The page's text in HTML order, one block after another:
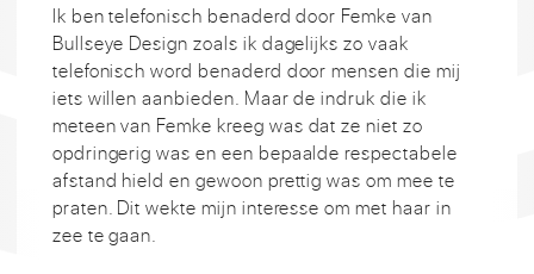
Ik ben telefonisch benaderd door Femke van
Bullseye Design zoals ik dagelijks zo vaak
telefonisch word benaderd door mensen die mij
iets willen aanbieden. Maar de indruk die ik
meteen van Femke kreeg was dat ze niet zo
opdringerig was en een bepaalde respectabele
afstand hield en gewoon prettig was om mee te
praten. Dit wekte mijn interesse om met haar in
zee te gaan.